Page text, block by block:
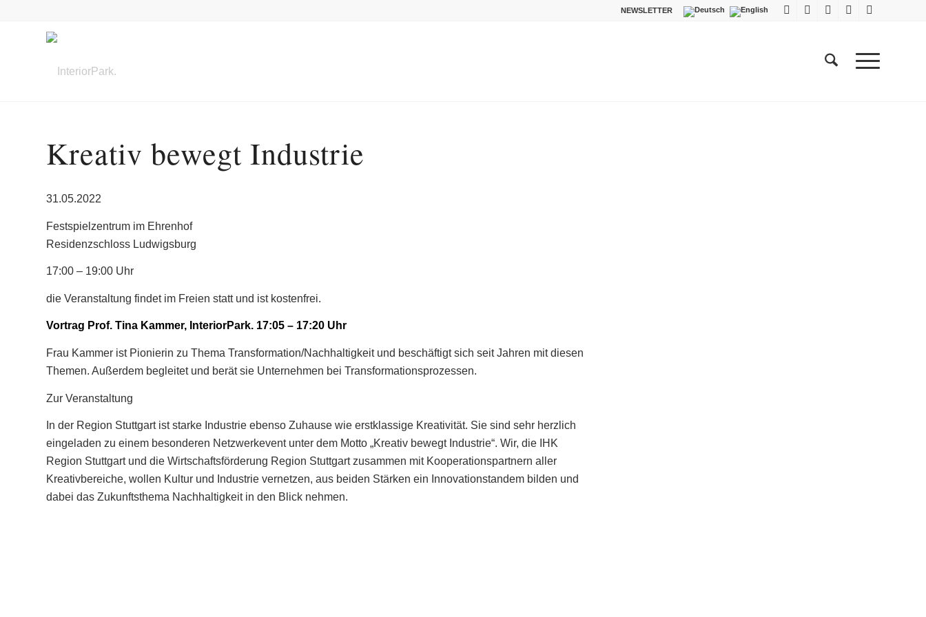
NEWSLETTER
Kreativ bewegt Industrie
31.05.2022
Festspielzentrum im Ehrenhof
Residenzschloss Ludwigsburg
17:00 – 19:00 Uhr
die Veranstaltung findet im Freien statt und ist kostenfrei.
Vortrag Prof. Tina Kammer, InteriorPark. 17:05 – 17:20 Uhr
Frau Kammer ist Pionierin zu Thema Transformation/Nachhaltigkeit und beschäftigt sich seit Jahren mit diesen
Themen. Außerdem begleitet und berät sie Unternehmen bei Transformationsprozessen.
Zur Veranstaltung
In der Region Stuttgart ist starke Industrie ebenso Zuhause wie erstklassige Kreativität. Sie sind sehr herzlich
eingeladen zu einem besonderen Netzwerkevent unter dem Motto „Kreativ bewegt Industrie“. Wir, die IHK
Region Stuttgart und die Wirtschaftsförderung Region Stuttgart zusammen mit Kooperationspartnern aller
Kreativbereiche, wollen Kultur und Industrie vernetzen, aus beiden Stärken ein Innovationstandem bilden und
dabei das Zukunftsthema Nachhaltigkeit in den Blick nehmen.